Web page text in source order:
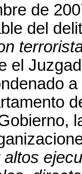
de
del
el